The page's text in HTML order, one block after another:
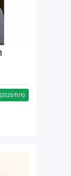
2020/11/10